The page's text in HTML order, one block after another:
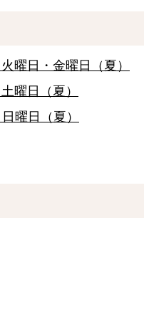
曜日・金曜日（夏）
曜日（夏）
曜日（夏）